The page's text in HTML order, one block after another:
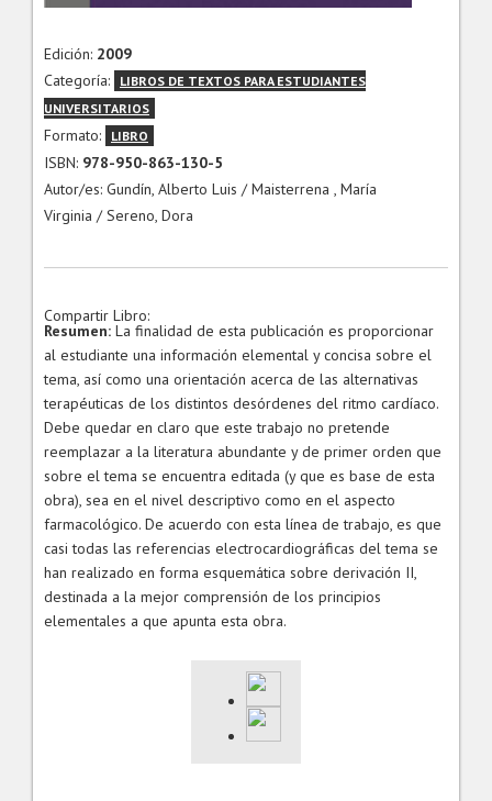
Edición: 2009
Categoría:
LIBROS DE TEXTOS PARA ESTUDIANTES
UNIVERSITARIOS
Formato: LIBRO
ISBN: 978-950-863-130-5
Autor/es: Gundín, Alberto Luis / Maisterrena , María
Virginia / Sereno, Dora
Compartir Libro:
Resumen: La finalidad de esta publicación es proporcionar
al estudiante una información elemental y concisa sobre el
tema, así como una orientación acerca de las alternativas
terapéuticas de los distintos desórdenes del ritmo cardíaco.
Debe quedar en claro que este trabajo no pretende
reemplazar a la literatura abundante y de primer orden que
sobre el tema se encuentra editada (y que es base de esta
obra), sea en el nivel descriptivo como en el aspecto
farmacológico. De acuerdo con esta línea de trabajo, es que
casi todas las referencias electrocardiográficas del tema se
han realizado en forma esquemática sobre derivación II,
destinada a la mejor comprensión de los principios
elementales a que apunta esta obra.